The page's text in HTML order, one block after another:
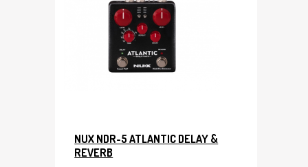
NUX NDR-5 ATLANTIC DELAY &
REVERB